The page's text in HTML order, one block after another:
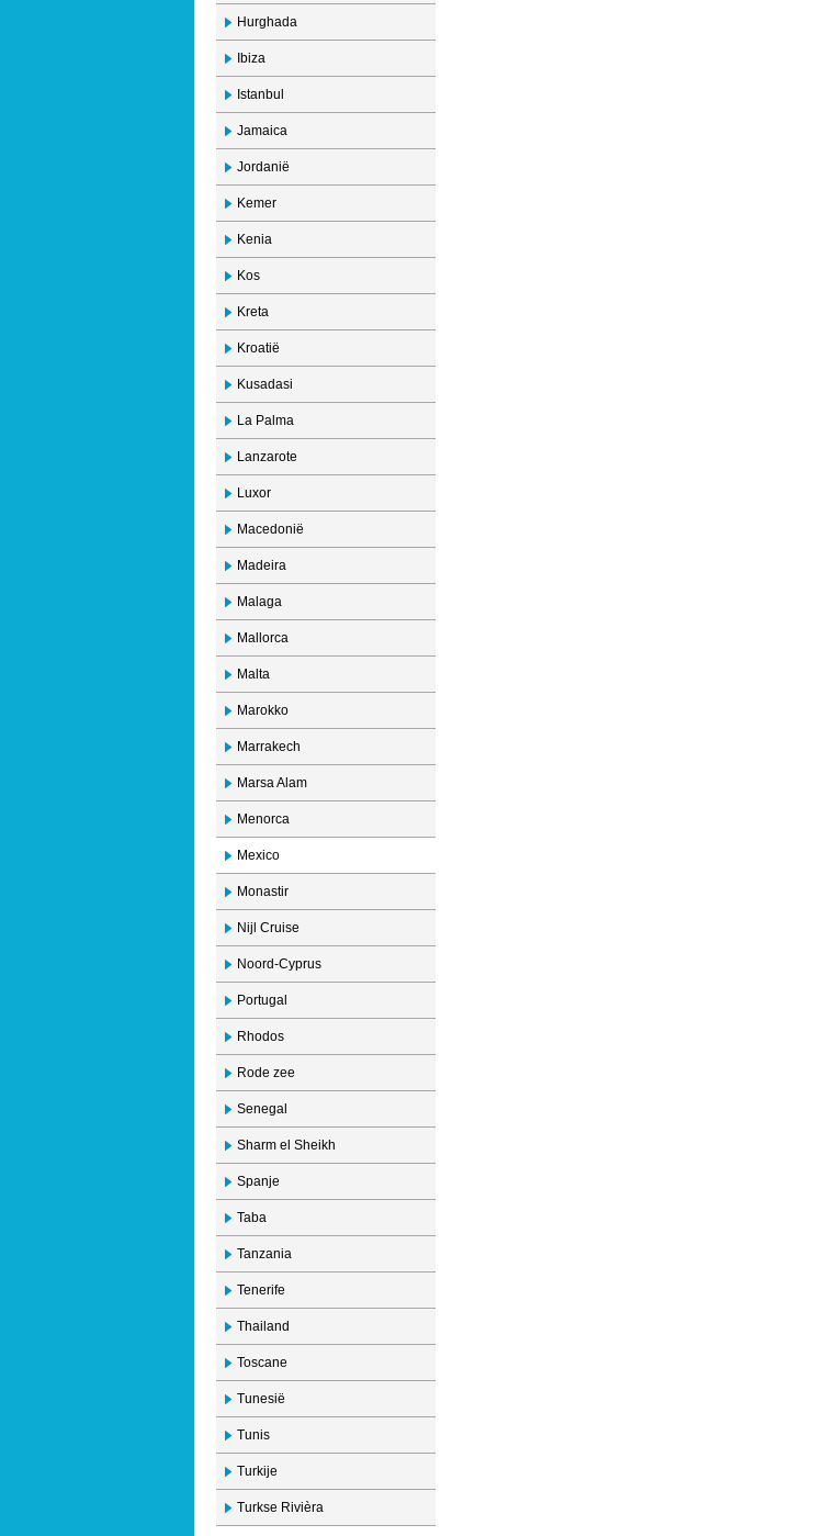
Hurghada
Ibiza
Istanbul
Jamaica
Jordanië
Kemer
Kenia
Kos
Kreta
Kroatië
Kusadasi
La Palma
Lanzarote
Luxor
Macedonië
Madeira
Malaga
Mallorca
Malta
Marokko
Marrakech
Marsa Alam
Menorca
Mexico
Monastir
Nijl Cruise
Noord-Cyprus
Portugal
Rhodos
Rode zee
Senegal
Sharm el Sheikh
Spanje
Taba
Tanzania
Tenerife
Thailand
Toscane
Tunesië
Tunis
Turkije
Turkse Rivièra